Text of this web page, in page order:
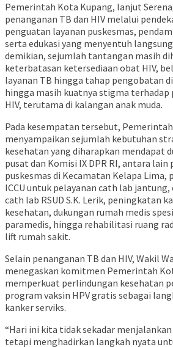
Pemerintah Kota Kupang, lanjut
penanganan TB dan HIV melalui
penguatan layanan puskesmas,
serta edukasi yang menyentuh
demikian, sejumlah tantangan masih
keterbatasan ketersediaan obat HIV,
layanan TB hingga tahap pengobatan
hingga masih kuatnya stigma terhadap
HIV, terutama di kalangan anak muda.
Pada kesempatan tersebut,
menyampaikan sejumlah kebutuhan
kesehatan yang diharapkan mendapat
pusat dan Komisi IX DPR RI, antara lain
puskesmas di Kecamatan Kelapa Lima,
ICCU untuk pelayanan cath lab
cath lab RSUD S.K. Lerik, peningkatan
kesehatan, dukungan rumah medis
paramedis, hingga rehabilitasi ruang
lift rumah sakit.
Selain penanganan TB dan HIV, Wakil
menegaskan komitmen Pemerintah
memperkuat perlindungan kesehatan
program vaksin HPV gratis sebagai
kanker serviks.
“Hari ini kita tidak sekadar
tetapi menghadirkan langkah nyata